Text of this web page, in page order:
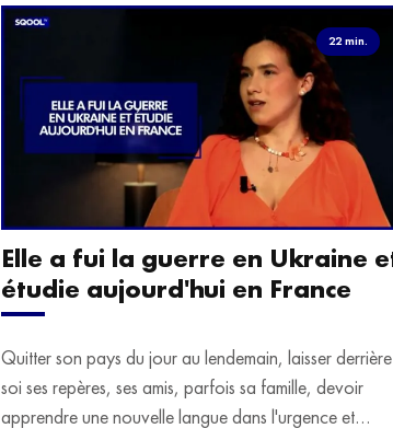
22 min.
Elle a fui la guerre en Ukraine
étudie aujourd'hui en France
Quitter son pays du jour au lendemain, laisser derrière
soi ses repères, ses amis, parfois sa famille, devoir
apprendre une nouvelle langue dans l'urgence et